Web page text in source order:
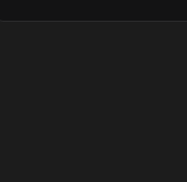
والتكنولوجيا